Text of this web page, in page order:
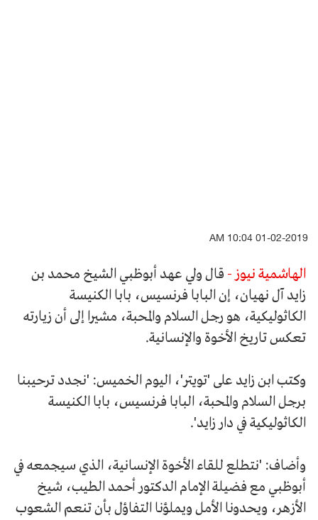
01-02-2019 10:04 AM
الهاشمية نيوز - قال ولي عهد أبوظبي الشيخ محمد بن
زايد آل نهيان، إن البابا فرنسيس، بابا الكنيسة
الكاثوليكية، هو رجل السلام والمحبة، مشيرا إلى أن زيارته
تعكس تاريخ الأخوة والإنسانية.
وكتب ابن زايد على 'تويتر'، اليوم الخميس: 'نجدد ترحيبنا
برجل السلام والمحبة، البابا فرنسيس، بابا الكنيسة
الكاثوليكية في دار زايد'.
وأضاف: 'نتطلع للقاء الأخوة الإنسانية، الذي سيجمعه في
أبوظبي مع فضيلة الإمام الدكتور أحمد الطيب، شيخ
الأزهر، ويحدونا الأمل ويملؤنا التفاؤل بأن تنعم الشعوب